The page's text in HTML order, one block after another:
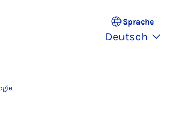
Sprache
Deutsch